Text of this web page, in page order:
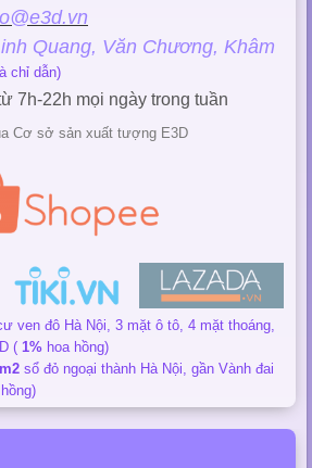
Quang, Văn Chương, Khâm
chỉ dẫn)
7h-22h mọi ngày trong tuần
Cơ sở sản xuất tượng E3D
ven đô Hà Nội, 3 mặt ô tô, 4 mặt thoáng,
( 1% hoa hồng)
sổ đỏ ngoại thành Hà Nội, gần Vành đai